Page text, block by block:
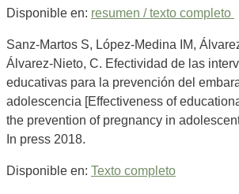
Disponible en: resumen / texto completo
Sanz-Martos S, López-Medina IM,
Álvarez-Nieto, C. Efectividad de las
educativas para la prevención del
adolescencia [Effectiveness of
the prevention of pregnancy in
In press 2018.
Disponible en: Texto completo